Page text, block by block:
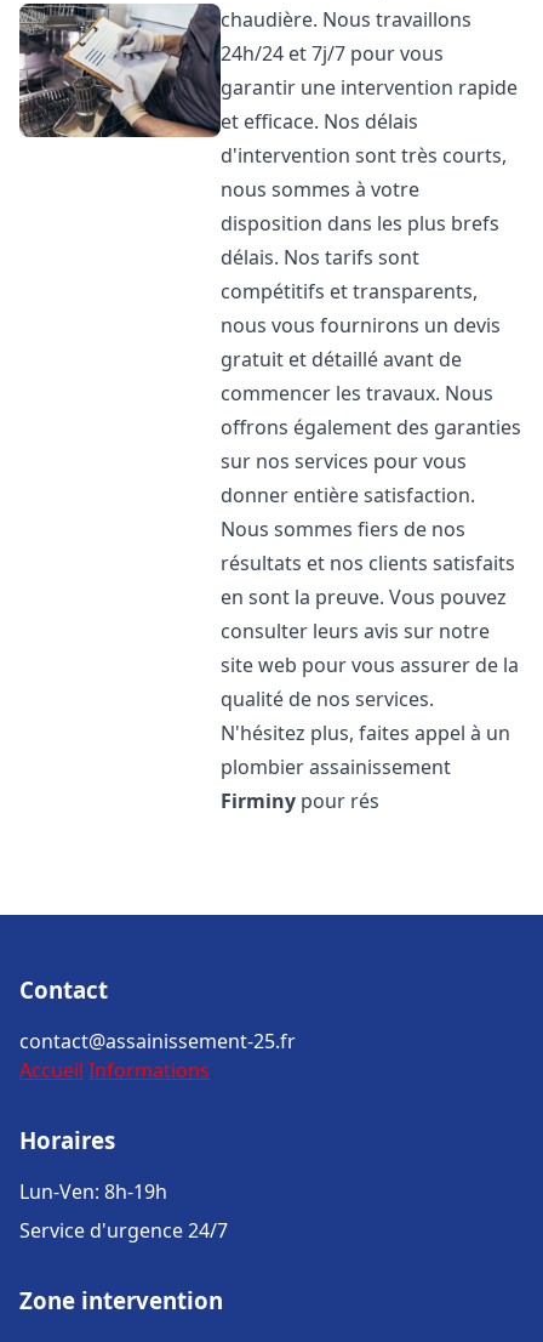
chaudière. Nous travaillons
24h/24 et 7j/7 pour vous
garantir une intervention rapide
et efficace. Nos délais
d'intervention sont très courts,
nous sommes à votre
disposition dans les plus brefs
délais. Nos tarifs sont
compétitifs et transparents,
nous vous fournirons un devis
gratuit et détaillé avant de
commencer les travaux. Nous
offrons également des garanties
sur nos services pour vous
donner entière satisfaction.
Nous sommes fiers de nos
résultats et nos clients satisfaits
en sont la preuve. Vous pouvez
consulter leurs avis sur notre
site web pour vous assurer de la
qualité de nos services.
N'hésitez plus, faites appel à un
plombier assainissement
Firminy pour rés
Contact
contact@assainissement-25.fr
Accueil Informations
Horaires
Lun-Ven: 8h-19h
Service d'urgence 24/7
Zone intervention